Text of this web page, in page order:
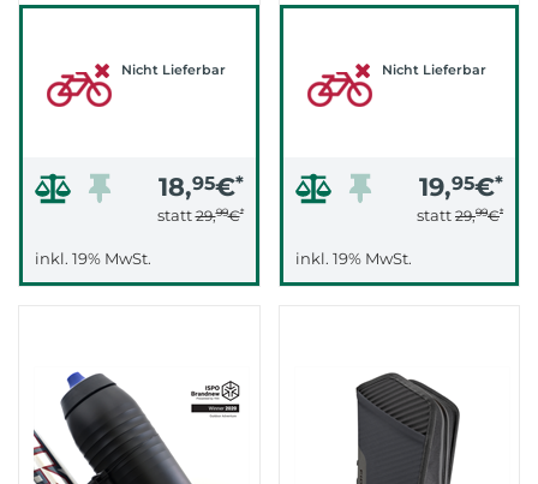
VENTILATION BASE
Nicht Lieferbar
18,95€*
statt29,99€*
inkl. 19% MwSt.
CAP BASE
Nicht Lieferbar
19,95€*
statt 29,99€*
inkl. 19% MwSt.